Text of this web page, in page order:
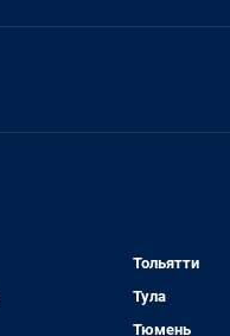
Тольятти
Тула
Тюмень